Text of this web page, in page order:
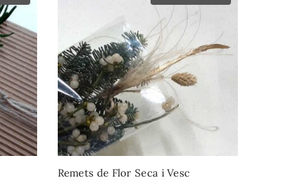
Remets de Flor Seca i Vesc